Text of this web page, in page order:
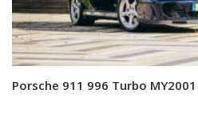
Read more
Porsche 911 996 Turbo MY2001